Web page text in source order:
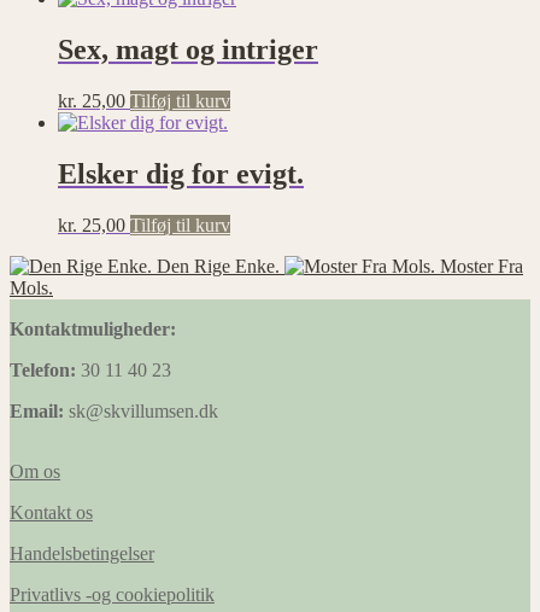
Sex, magt og intriger
kr. 25,00 Tilføj til kurv
Elsker dig for evigt.
kr. 25,00 Tilføj til kurv
Den Rige Enke.
Moster Fra
Mols.
Kontaktmuligheder:
Telefon: 30 11 40 23
Email: sk@skvillumsen.dk
Om os
Kontakt os
Handelsbetingelser
Privatlivs -og cookiepolitik